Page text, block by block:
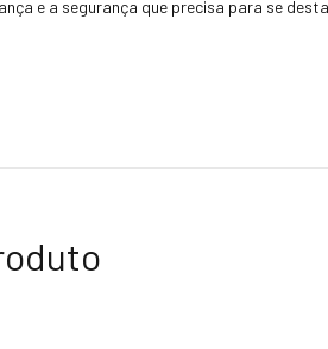
e a segurança que precisa para se